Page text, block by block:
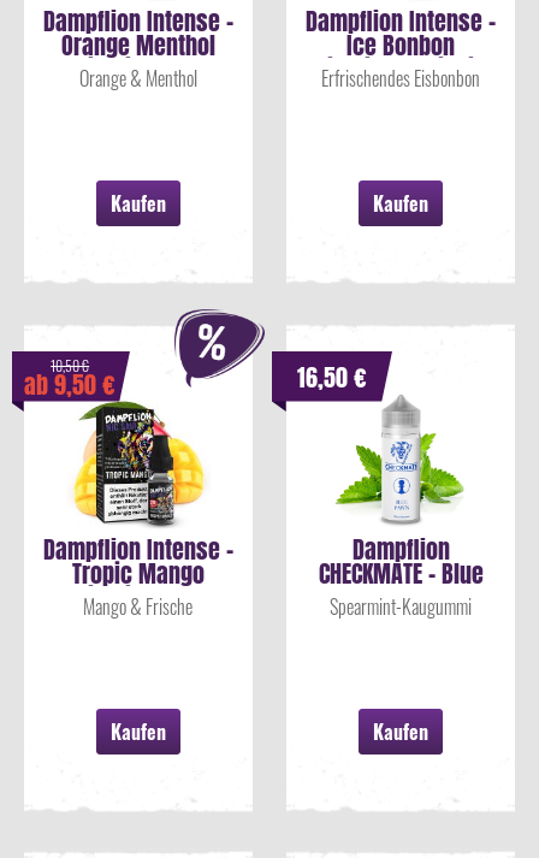
Dampflion Intense -
Orange Menthol
Nikotinsalz...
Orange & Menthol
Kaufen
Dampflion Intense -
Ice Bonbon
Nikotinsalz Liquid
Erfrischendes Eisbonbon
Kaufen
Dampflion Intense -
Tropic Mango
Nikotinsalz...
Mango & Frische
Kaufen
ab 9,50 €
10,50 €
Dampflion
CHECKMATE - Blue
Pawn Aroma 10ml
Spearmint-Kaugummi
Kaufen
16,50 €